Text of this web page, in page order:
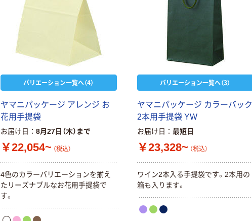
バリエーション一覧へ（4）
ヤマニパッケージ アレンジ お
花用手提袋
お届け日 8月27日（木）まで
￥22,054~ （税込）
4色のカラーバリエーションを揃え
たリーズナブルなお花用手提袋で
す。
バリエーション一覧へ（3）
ヤマニパッケージ カラーバック
2本用手提袋 YW
お届け日 最短日
￥23,328~ （税込）
ワイン2本入る手提袋です。2本用の
箱も入ります。